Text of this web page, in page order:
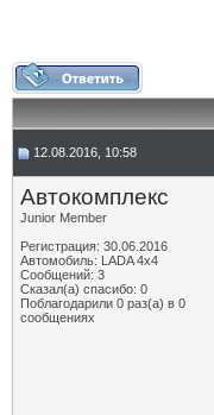
12.08.2016, 10:58
Автокомплекс
Junior Member
Регистрация: 30.06.2016
Автомобиль: LADA 4x4
Сообщений: 3
Сказал(а) спасибо: 0
Поблагодарили 0 раз(а) в 0
сообщениях